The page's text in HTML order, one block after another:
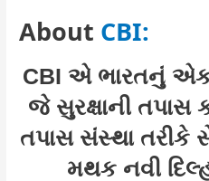
About CBI:
CBI એ ભારતનું
જે સુરક્ષાની
તપાસ સંસ્થા
મથક નવી